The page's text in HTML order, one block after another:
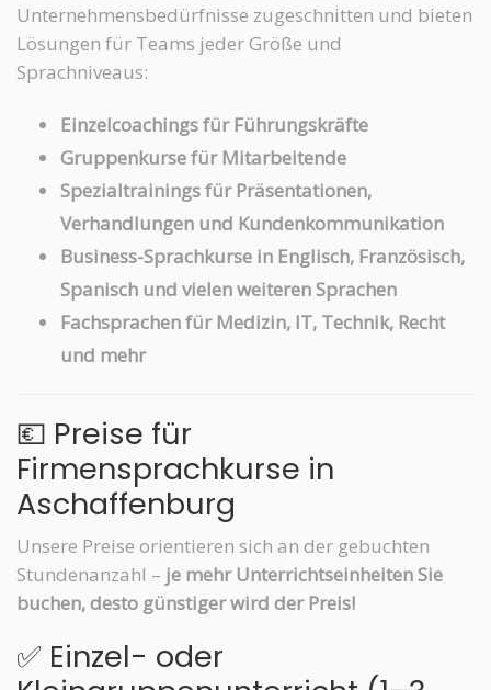
Unternehmensbedürfnisse zugeschnitten und bieten
Lösungen für Teams jeder Größe und
Sprachniveaus:
Einzelcoachings für Führungskräfte
Gruppenkurse für Mitarbeitende
Spezialtrainings für Präsentationen,
Verhandlungen und Kundenkommunikation
Business-Sprachkurse in Englisch, Französisch,
Spanisch und vielen weiteren Sprachen
Fachsprachen für Medizin, IT, Technik, Recht
und mehr
💶 Preise für
Firmensprachkurse in
Aschaffenburg
Unsere Preise orientieren sich an der gebuchten
Stundenanzahl – je mehr Unterrichtseinheiten Sie
buchen, desto günstiger wird der Preis!
✅ Einzel- oder